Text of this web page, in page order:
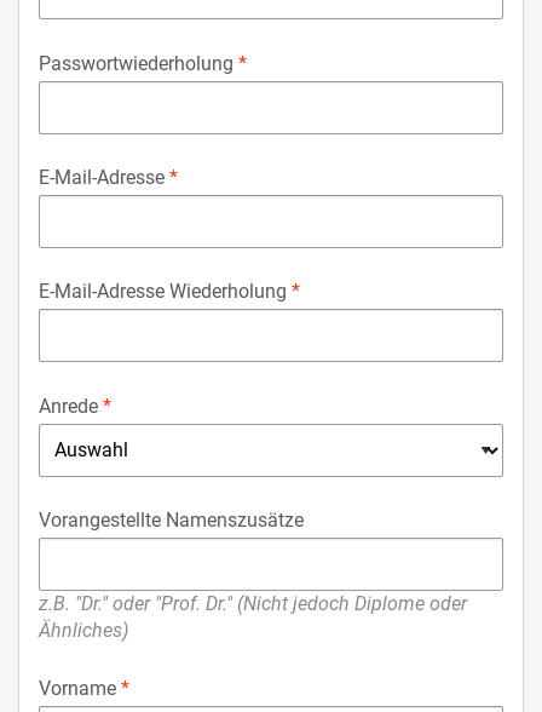
Passwortwiederholung
E-Mail-Adresse
E-Mail-Adresse Wiederholung
Anrede
Vorangestellte Namenszusätze
z.B. "Dr." oder "Prof. Dr." (Nicht jedoch Diplome oder
Ähnliches)
Vorname